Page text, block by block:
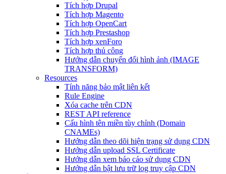
Tích hợp Drupal
Tích hợp Magento
Tích hợp OpenCart
Tích hợp Prestashop
Tích hợp xenForo
Tích hợp thủ công
Hướng dẫn chuyển đổi hình ảnh (IMAGE
TRANSFORM)
Resources
Tính năng bảo mật liên kết
Rule Engine
Xóa cache trên CDN
REST API reference
Cấu hình tên miền tùy chỉnh (Domain
CNAMEs)
Hướng dẫn theo dõi hiện trạng sử dụng CDN
Hướng dẫn upload SSL Certificate
Hướng dẫn xem báo cáo sử dụng CDN
Hướng dẫn bật lưu trữ log truy cập CDN